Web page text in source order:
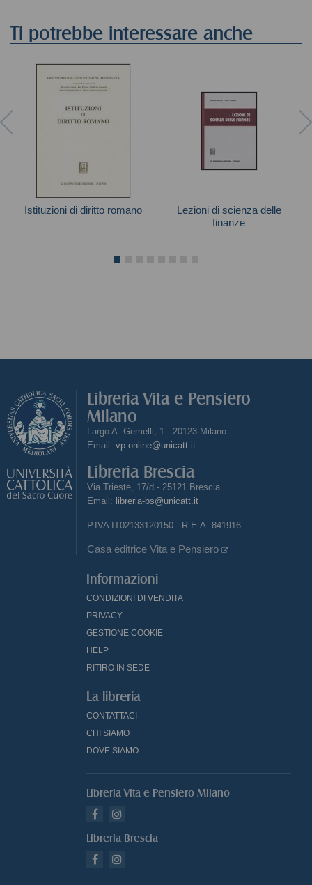
Ti potrebbe interessare anche
Istituzioni di diritto romano
Lezioni di scienza delle
finanze
Libreria Vita e Pensiero
Milano
Largo A. Gemelli, 1 - 20123 Milano
Email: vp.online@unicatt.it
Libreria Brescia
Via Trieste, 17/d - 25121 Brescia
Email: libreria-bs@unicatt.it
P.IVA IT02133120150 - R.E.A. 841916
Casa editrice Vita e Pensiero
Informazioni
CONDIZIONI DI VENDITA
PRIVACY
GESTIONE COOKIE
HELP
RITIRO IN SEDE
La libreria
CONTATTACI
CHI SIAMO
DOVE SIAMO
Libreria Vita e Pensiero Milano
Libreria Brescia